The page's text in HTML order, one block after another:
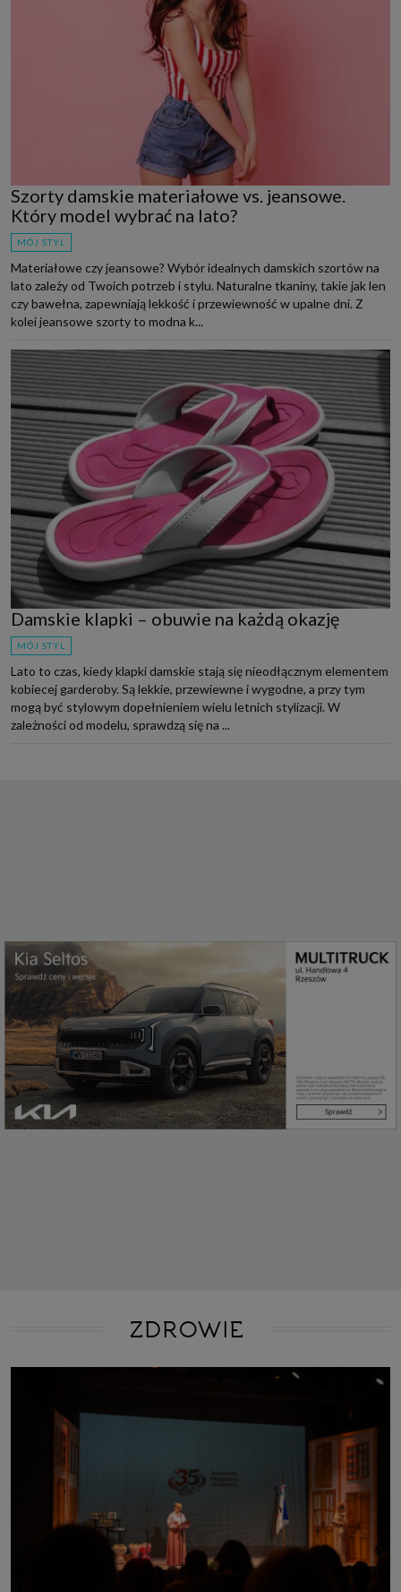
Szorty damskie materiałowe vs. jeansowe.
Który model wybrać na lato?
MÓJ STYL
Materiałowe czy jeansowe? Wybór idealnych damskich szortów na
lato zależy od Twoich potrzeb i stylu. Naturalne tkaniny, takie jak len
czy bawełna, zapewniają lekkość i przewiewność w upalne dni. Z
kolei jeansowe szorty to modna k...
Damskie klapki – obuwie na każdą okazję
MÓJ STYL
Lato to czas, kiedy klapki damskie stają się nieodłącznym elementem
kobiecej garderoby. Są lekkie, przewiewne i wygodne, a przy tym
mogą być stylowym dopełnieniem wielu letnich stylizacji. W
zależności od modelu, sprawdzą się na ...
ZDROWIE